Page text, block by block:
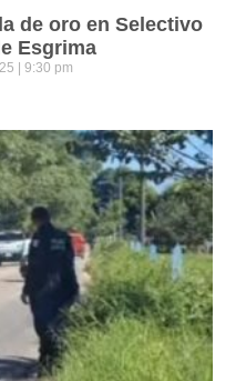
de oro en Selectivo
Esgrima
9:30 pm